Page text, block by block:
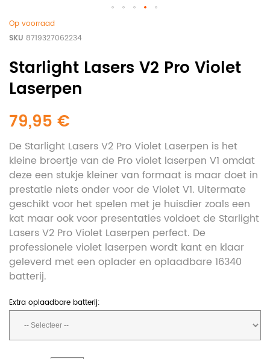
Op voorraad
SKU 8719327062234
Starlight Lasers V2 Pro Violet
Laserpen
79,95 €
De Starlight Lasers V2 Pro Violet Laserpen is het
kleine broertje van de Pro violet laserpen V1 omdat
deze een stukje kleiner van formaat is maar doet in
prestatie niets onder voor de Violet V1. Uitermate
geschikt voor het spelen met je huisdier zoals een
kat maar ook voor presentaties voldoet de Starlight
Lasers V2 Pro Violet Laserpen perfect. De
professionele violet laserpen wordt kant en klaar
geleverd met een oplader en oplaadbare 16340
batterij.
Extra oplaadbare batterij: